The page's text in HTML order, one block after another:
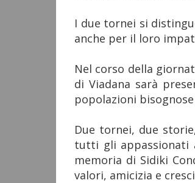
I due tornei si
anche per il loro
Nel corso della
di Viadana sarà
popolazioni
Due tornei, due
tutti gli appassionati
memoria di Sidiki
valori, amicizia e